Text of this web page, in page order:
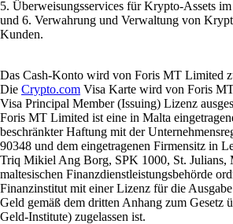
5. Überweisungsservices für Krypto-Assets
und 6. Verwahrung und Verwaltung von
Kunden.
Das Cash-Konto wird von Foris MT Limited
Die Crypto.com Visa Karte wird von Foris
Visa Principal Member (Issuing) Lizenz
Foris MT Limited ist eine in Malta
beschränkter Haftung mit der
90348 und dem eingetragenen Firmensitz in
Triq Mikiel Ang Borg, SPK 1000, St. Julians,
maltesischen Finanzdienstleistungsbehörde
Finanzinstitut mit einer Lizenz für die
Geld gemäß dem dritten Anhang zum Gesetz
Geld-Institute) zugelassen ist.